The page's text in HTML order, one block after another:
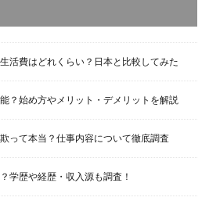
活費はどれくらい？日本と比較してみた
？始め方やメリット・デメリットを解説
って本当？仕事内容について徹底調査
学歴や経歴・収入源も調査！